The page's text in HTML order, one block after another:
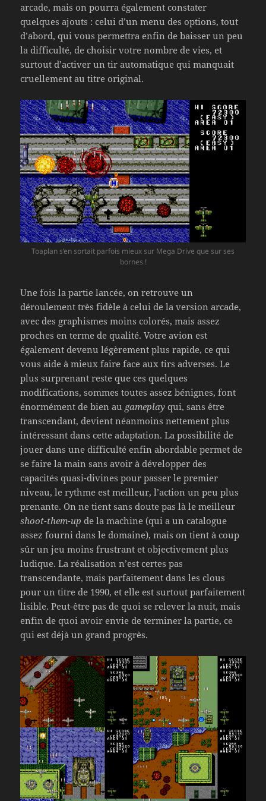
arcade, mais on pourra également constater
quelques ajouts : celui d’un menu des options, tout
d’abord, qui vous permettra enfin de baisser un peu
la difficulté, de choisir votre nombre de vies, et
surtout d’activer un tir automatique qui manquait
cruellement au titre original.
Toaplan s’en sortait parfois mieux sur Mega Drive que sur ses
bornes !
Une fois la partie lancée, on retrouve un
déroulement très fidèle à celui de la version arcade,
avec des graphismes moins colorés, mais assez
proches en terme de qualité. Votre avion est
également devenu légèrement plus rapide, ce qui
vous aide à mieux faire face aux tirs adverses. Le
plus surprenant reste que ces quelques
modifications, sommes toutes assez bénignes, font
énormément de bien au gameplay qui, sans être
transcendant, devient néanmoins nettement plus
intéressant dans cette adaptation. La possibilité de
jouer dans une difficulté enfin abordable permet de
se faire la main sans avoir à développer des
capacités quasi-divines pour passer le premier
niveau, le rythme est meilleur, l’action un peu plus
prenante. On ne tient sans doute pas là le meilleur
shoot-them-up de la machine (qui a un catalogue
assez fourni dans le domaine), mais on tient à coup
sûr un jeu moins frustrant et objectivement plus
ludique. La réalisation n’est certes pas
transcendante, mais parfaitement dans les clous
pour un titre de 1990, et elle est surtout parfaitement
lisible. Peut-être pas de quoi se relever la nuit, mais
enfin de quoi avoir envie de terminer la partie, ce
qui est déjà un grand progrès.